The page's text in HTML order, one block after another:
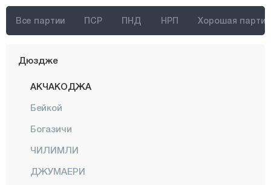
Все партии ПСР ПНД НРП Хорошая партия
Диярбакыр
Дюздже
АКЧАКОДЖА
Бейкой
Богазичи
ЧИЛИМЛИ
ДЖУМАЕРИ